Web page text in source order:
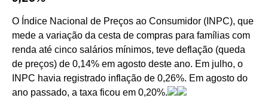
O Índice Nacional de Preços ao Consumidor (INPC), que
mede a variação da cesta de compras para famílias com
renda até cinco salários mínimos, teve deflação (queda
de preços) de 0,14% em agosto deste ano. Em julho, o
INPC havia registrado inflação de 0,26%. Em agosto do
ano passado, a taxa ficou em 0,20%.